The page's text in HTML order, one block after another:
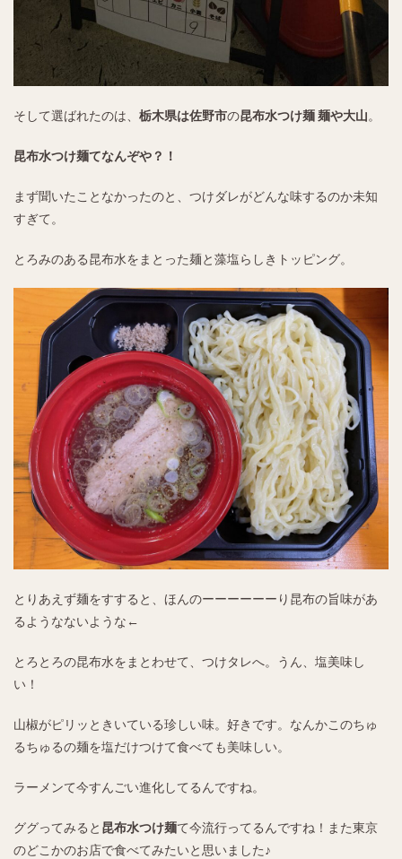
そして選ばれたのは、 栃木県は佐野市の昆布水つけ麺 麺や大山。
昆布水つけ麺てなんぞや？！
まず聞いたことなかったのと、つけダレがどんな味するのか未知
すぎて。
とろみのある昆布水をまとった麺と藻塩らしきトッピング。
とりあえず麺をすすると、ほんのーーーーーーり昆布の旨味があ
るようなないような←
とろとろの昆布水をまとわせて、つけタレへ。うん、塩美味し
い！
山椒がピリッときいている珍しい味。好きです。なんかこのちゅ
るちゅるの麺を塩だけつけて食べても美味しい。
ラーメンて今すんごい進化してるんですね。
ググってみると 昆布水つけ麺て今流行ってるんですね！また東京
のどこかのお店で食べてみたいと思いました♪